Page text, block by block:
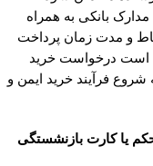
بانکی به همراه
و مدت زمان پرداخت
است درخواست خرید
فرآیند خرید ایمن و